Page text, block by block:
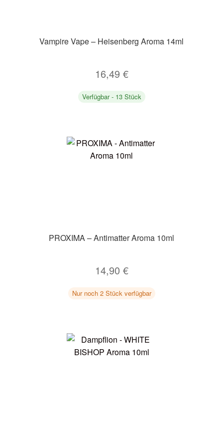
Vampire Vape – Heisenberg Aroma 14ml
16,49 €
Verfügbar - 13 Stück
PROXIMA – Antimatter Aroma 10ml
14,90 €
Nur noch 2 Stück verfügbar